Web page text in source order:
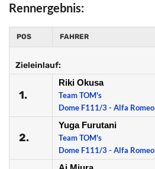
Rennergebnis:
POS FAHRER
Zieleinlauf:
1.
Riki Okusa
Team TOM's
Dome F111/3 - Alfa Romeo
2.
Yuga Furutani
Team TOM's
Dome F111/3 - Alfa Romeo